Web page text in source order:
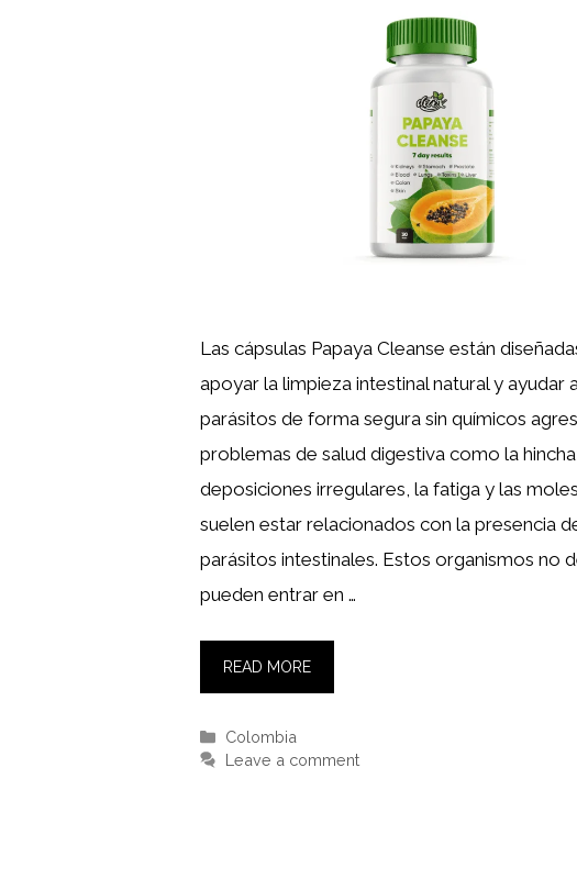
Las cápsulas Papaya Cleanse están
apoyar la limpieza intestinal natural y ayudar
parásitos de forma segura sin químicos
problemas de salud digestiva como la
deposiciones irregulares, la fatiga y las
suelen estar relacionados con la presencia
parásitos intestinales. Estos organismos no
pueden entrar en …
READ MORE
Categories
Colombia
Leave a comment